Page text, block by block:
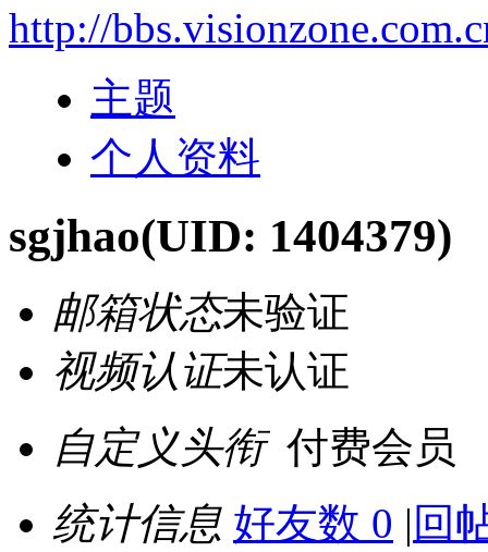
http://
主题
个人资料
sgjhao(UID: 1404379)
邮箱状态未验证
视频认证未认证
自定义头衔 付费会员
统计信息 好友数 0 | 回